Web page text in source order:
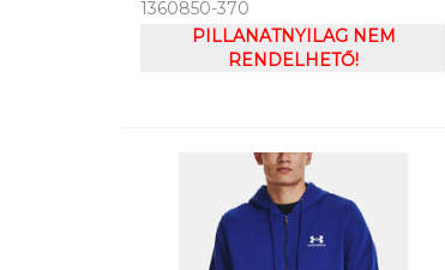
SEAMLESS SS
1360850-370
PILLANATNYILAG NEM
RENDELHETŐ!